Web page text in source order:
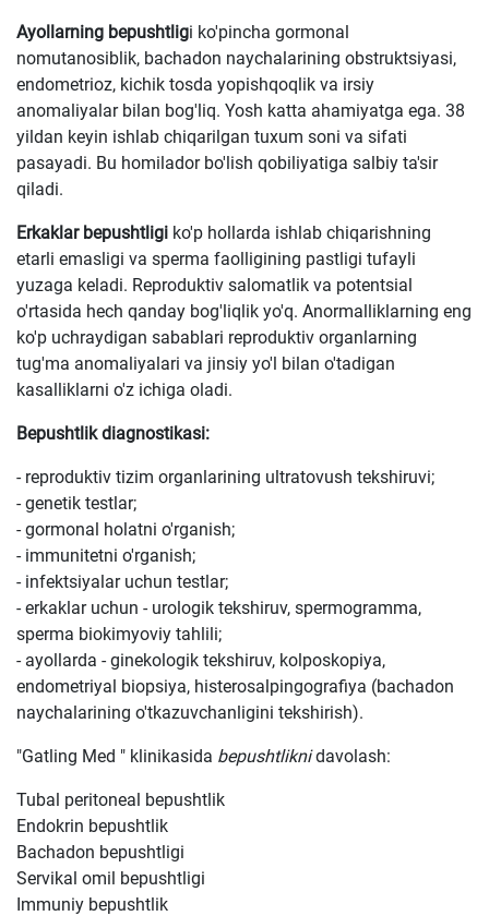
Ayollarning bepushtligi ko'pincha gormonal
nomutanosiblik, bachadon naychalarining obstruktsiyasi,
endometrioz, kichik tosda yopishqoqlik va irsiy
anomaliyalar bilan bog'liq. Yosh katta ahamiyatga ega. 38
yildan keyin ishlab chiqarilgan tuxum soni va sifati
pasayadi. Bu homilador bo'lish qobiliyatiga salbiy ta'sir
qiladi.
Erkaklar bepushtligi ko'p hollarda ishlab chiqarishning
etarli emasligi va sperma faolligining pastligi tufayli
yuzaga keladi. Reproduktiv salomatlik va potentsial
o'rtasida hech qanday bog'liqlik yo'q. Anormalliklarning eng
ko'p uchraydigan sabablari reproduktiv organlarning
tug'ma anomaliyalari va jinsiy yo'l bilan o'tadigan
kasalliklarni o'z ichiga oladi.
Bepushtlik diagnostikasi:
- reproduktiv tizim organlarining ultratovush tekshiruvi;
- genetik testlar;
- gormonal holatni o'rganish;
- immunitetni o'rganish;
- infektsiyalar uchun testlar;
- erkaklar uchun - urologik tekshiruv, spermogramma,
sperma biokimyoviy tahlili;
- ayollarda - ginekologik tekshiruv, kolposkopiya,
endometriyal biopsiya, histerosalpingografiya (bachadon
naychalarining o'tkazuvchanligini tekshirish).
"Gatling Med " klinikasida bepushtliknidavolash:
Tubal peritoneal bepushtlik
Endokrin bepushtlik
Bachadon bepushtligi
Servikal omil bepushtligi
Immuniy bepushtlik